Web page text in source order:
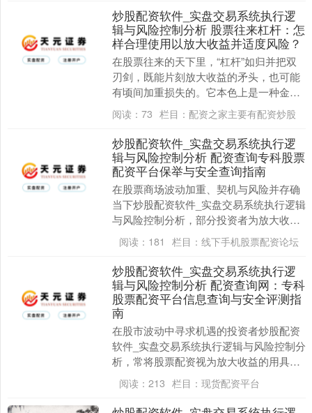
炒股配资软件_实盘交易系统执行逻
辑与风险控制分析 股票往来杠杆：怎
样合理使用以放大收益并适度风险？
在股票往来的天下里，“杠杆”如归并把双
刃剑，既能片刻放大收益的矛头，也可能
有顷间加重损失的。它本色上是一种金融
器具，允许投资者以较少的自有资金（保
证金），通过假....
阅读： 73 栏目： 配资之家主要有配资炒股
炒股配资软件_实盘交易系统执行逻
辑与风险控制分析 配资查询专科股票
配资平台保举与安全查询指南
在股票商场波动加重、契机与风险并存确
当下炒股配资软件_实盘交易系统执行逻辑
与风险控制分析，部分投资者为放大收
益，会探究借助股票配资这一杠杆器具。
关系词，商场鱼龙....
阅读： 181 栏目： 线下手机股票配资论坛
炒股配资软件_实盘交易系统执行逻
辑与风险控制分析 配资查询网：专科
股票配资平台信息查询与安全评测指
南
在股市波动中寻求机遇的投资者炒股配资
软件_实盘交易系统执行逻辑与风险控制分
析，常将股票配资视为放大收益的用具。
关系词，面对集会上五花八门标配资平
台，若何快速赢得....
阅读： 213 栏目： 现货配资平台